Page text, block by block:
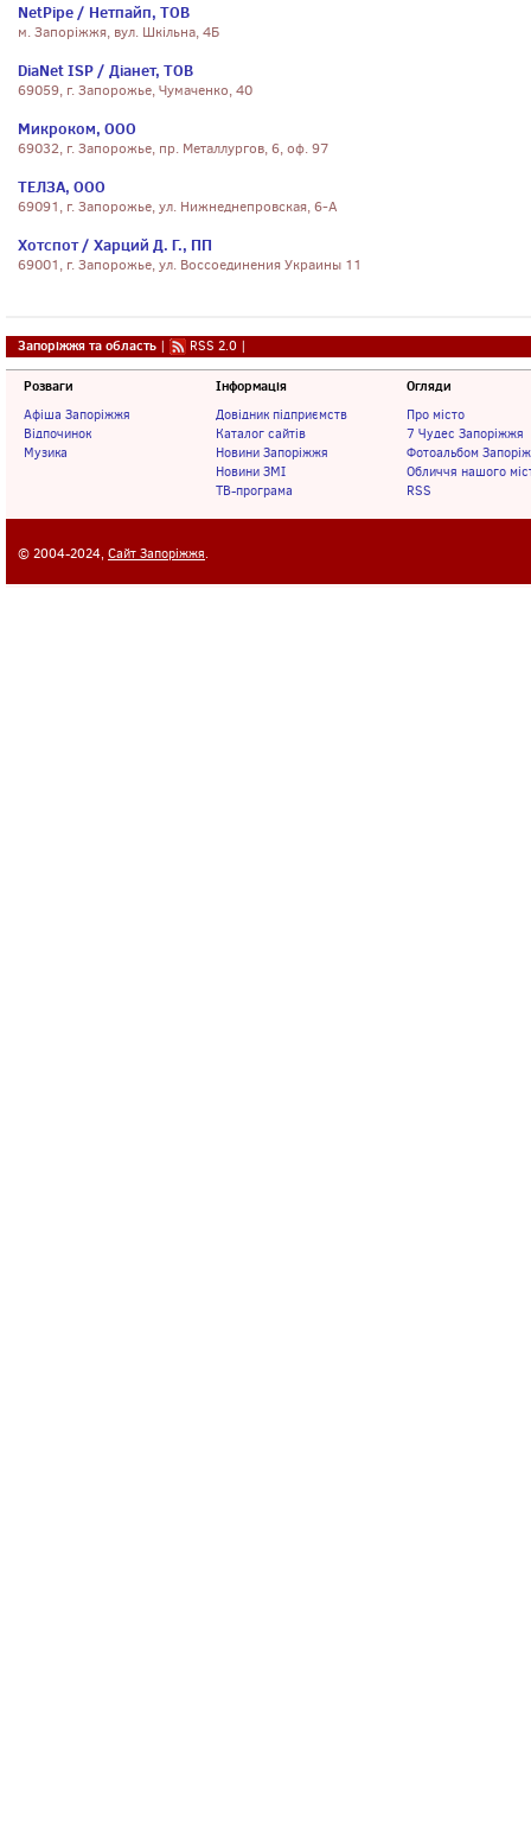
NetPipe / Нетпайп, ТОВ
м. Запоріжжя, вул. Шкільна, 4Б
DiaNet ISP / Діанет, ТОВ
69059, г. Запорожье, Чумаченко, 40
Микроком, ООО
69032, г. Запорожье, пр. Металлургов, 6, оф. 97
ТЕЛЗА, ООО
69091, г. Запорожье, ул. Нижнеднепровская, 6-А
Хотспот / Харций Д. Г., ПП
69001, г. Запорожье, ул. Воссоединения Украины 11
Запоріжжя та область | RSS 2.0 |
Розваги
Афіша Запоріжжя
Відпочинок
Музика
Інформація
Довідник підприємств
Каталог сайтів
Новини Запоріжжя
Новини ЗМІ
ТВ-програма
Огляди
Про місто
7 Чудес Запоріжжя
Фотоальбом
Обличчя нашого
RSS
© 2004-2024, Сайт Запоріжжя.